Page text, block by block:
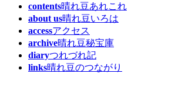
contents晴れ豆あれこれ
about us晴れ豆いろは
accessアクセス
archive晴れ豆秘宝庫
diaryつれづれ記
links晴れ豆のつながり